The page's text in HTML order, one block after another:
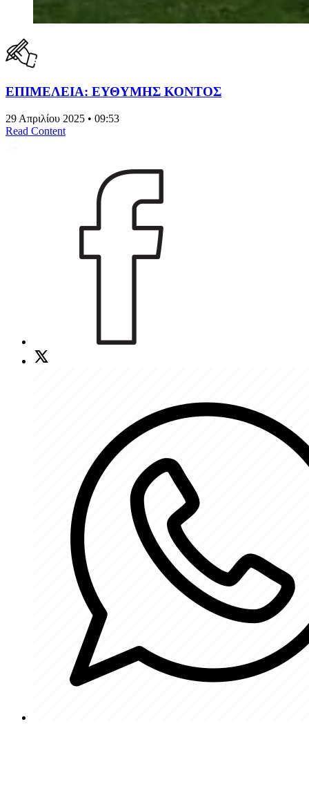
ΕΠΙΜΕΛΕΙΑ: ΕΥΘΥΜΗΣ ΚΟΝΤΟΣ
29 Απριλίου 2025 • 09:53
Read Content